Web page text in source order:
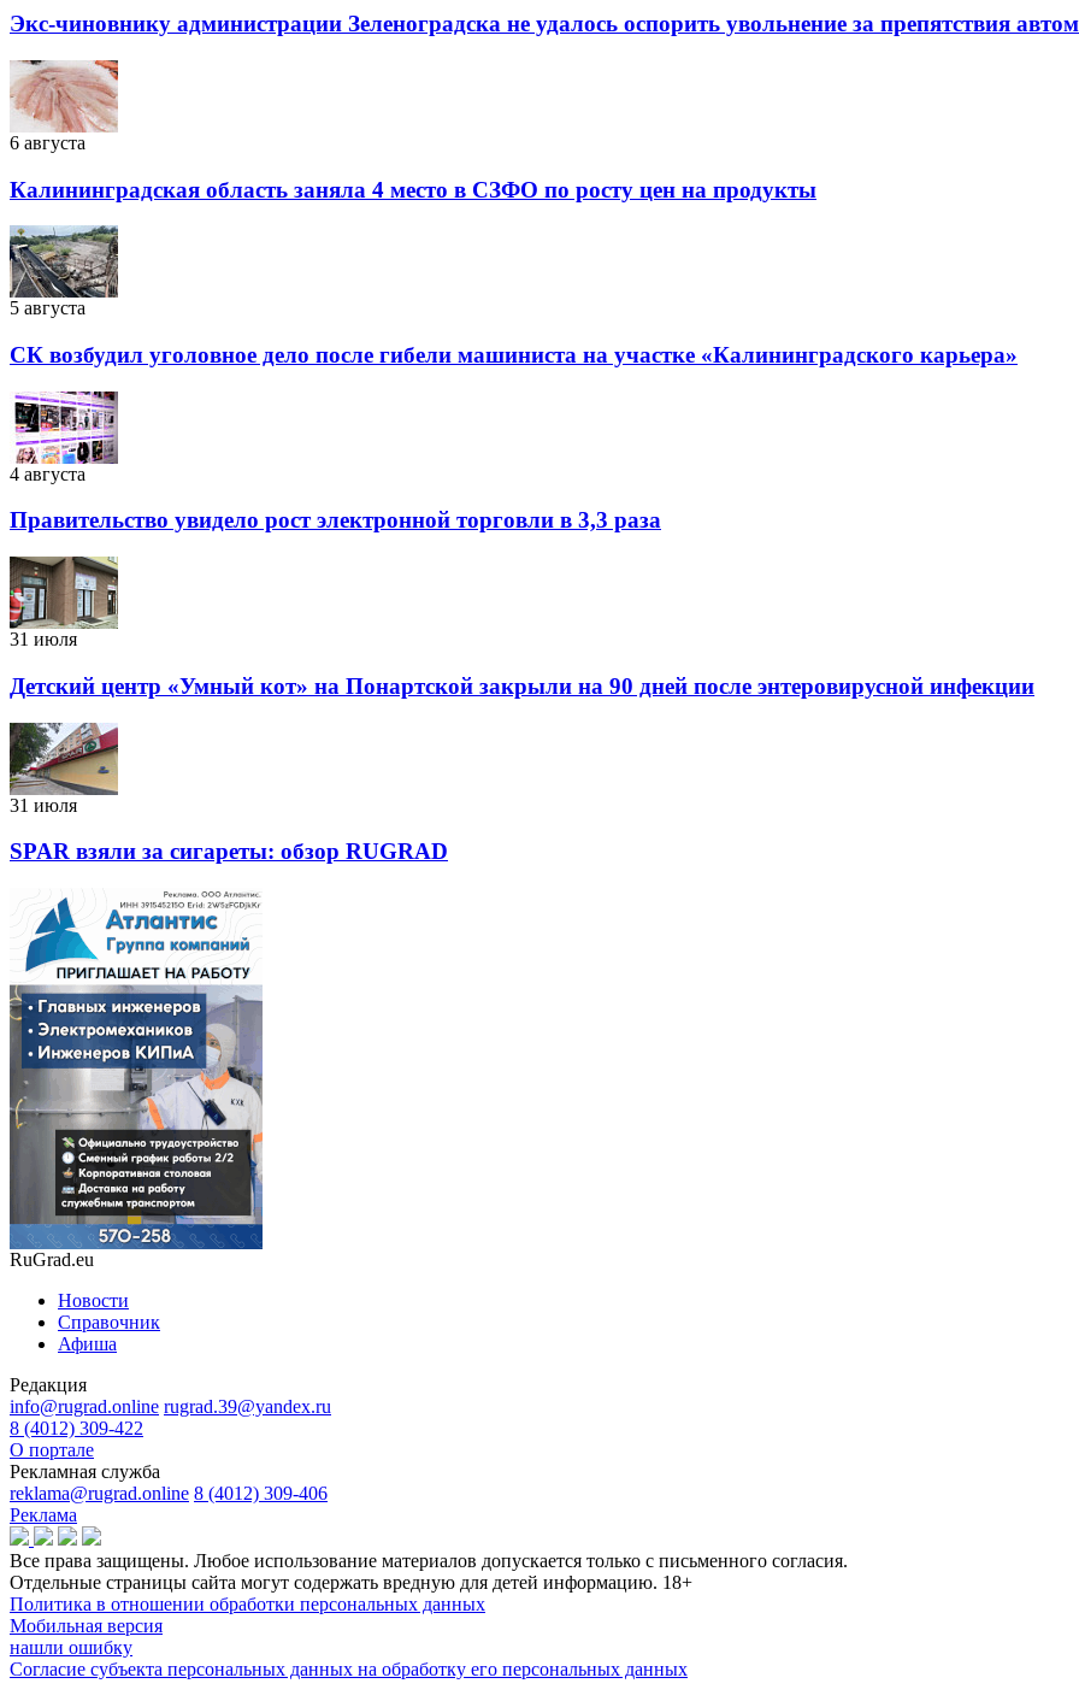
Экс-чиновнику администрации Зеленоградска не удалось оспорить увольнение за препятствия
6 августа
Калининградская область заняла 4 место в СЗФО по росту цен на продукты
5 августа
СК возбудил уголовное дело после гибели машиниста на участке «Калининградского карьера»
4 августа
Правительство увидело рост электронной торговли в 3,3 раза
31 июля
Детский центр «Умный кот» на Понартской закрыли на 90 дней после энтеровирусной инфекции
31 июля
SPAR взяли за сигареты: обзор RUGRAD
RuGrad.eu
Новости
Справочник
Афиша
Редакция
info@rugrad.online rugrad.39@yandex.ru
8 (4012) 309-422
О портале
Рекламная служба
reklama@rugrad.online 8 (4012) 309-406
Реклама
Все права защищены. Любое использование материалов допускается только с письменного согласия.
Отдельные страницы сайта могут содержать вредную для детей информацию. 18+
Политика в отношении обработки персональных данных
Мобильная версия
нашли ошибку
Согласие субъекта персональных данных на обработку его персональных данных